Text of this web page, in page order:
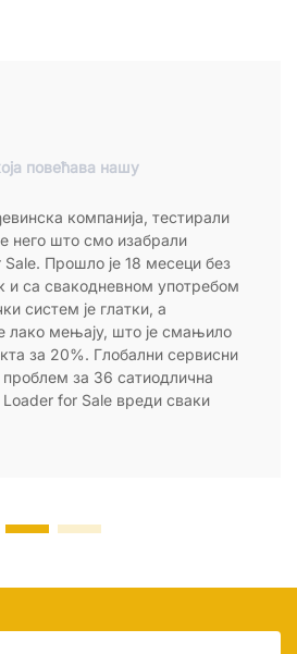
повећава нашу
компанија, тестирали
него што смо изабрали
Прошло је 18 месеци без
и са свакодневном употребом
систем је глатки, а
лако мењају, што је смањило
за 20%. Глобални сервисни
за 36 сатиодлична
for Sale вреди сваки